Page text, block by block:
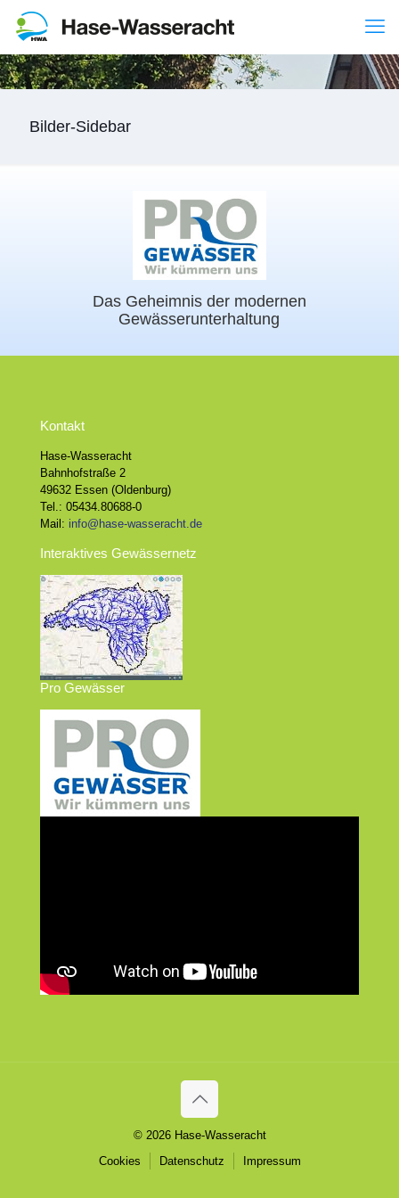
Bilder-Sidebar
Das Geheimnis der modernen
Gewässerunterhaltung
Kontakt
Hase-Wasseracht
Bahnhofstraße 2
49632 Essen (Oldenburg)
Tel.: 05434.80688-0
Mail: info@hase-wasseracht.de
Interaktives Gewässernetz
Pro Gewässer
© 2026 Hase-Wasseracht
Cookies
Datenschutz Impressum